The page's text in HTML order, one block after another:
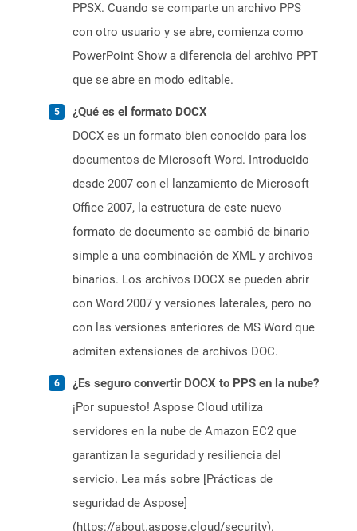
PPSX. Cuando se comparte un archivo PPS
con otro usuario y se abre, comienza como
PowerPoint Show a diferencia del archivo PPT
que se abre en modo editable.
¿Qué es el formato DOCX
DOCX es un formato bien conocido para los
documentos de Microsoft Word. Introducido
desde 2007 con el lanzamiento de Microsoft
Office 2007, la estructura de este nuevo
formato de documento se cambió de binario
simple a una combinación de XML y archivos
binarios. Los archivos DOCX se pueden abrir
con Word 2007 y versiones laterales, pero no
con las versiones anteriores de MS Word que
admiten extensiones de archivos DOC.
¿Es seguro convertir DOCX to PPS en la nube?
¡Por supuesto! Aspose Cloud utiliza
servidores en la nube de Amazon EC2 que
garantizan la seguridad y resiliencia del
servicio. Lea más sobre [Prácticas de
seguridad de Aspose]
(https://about.aspose.cloud/security).